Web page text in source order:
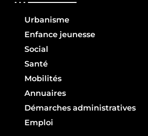
Urbanisme
Enfance jeunesse
Social
Santé
Mobilités
Annuaires
Démarches administratives
Emploi